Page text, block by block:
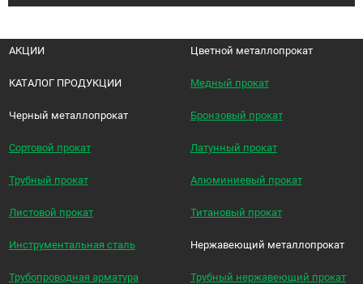
АКЦИИ
КАТАЛОГ ПРОДУКЦИИ
Черный металлопрокат
Сортовой прокат
Трубный прокат
Листовой прокат
Инструментальная сталь
Трубопроводная арматура
Цветной металлопрокат
Медный прокат
Бронзовый прокат
Латунный прокат
Алюминиевый прокат
Титановый прокат
Нержавеющий металлопрокат
Трубный нержавеющий прокат